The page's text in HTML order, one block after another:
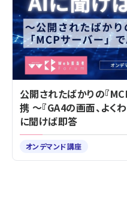
公開されたばかりの『
携 ～『GA4の画面、よく
に聞けば即答
オンデマンド講座